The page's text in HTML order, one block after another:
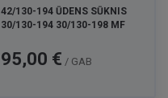
42/130-194 ŪDENS SŪKNIS
30/130-194 30/130-198 MF
Cena
95,00 € / GAB